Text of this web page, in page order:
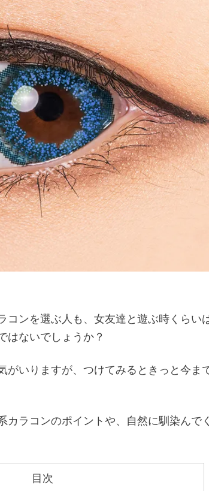
コンを選ぶ人も、女友達と遊ぶ時くらい
はないでしょうか？
がいりますが、つけてみるときっと今ま
カラコンのポイントや、自然に馴染んで
目次
カラコン・サークルレ
クリアコンタクト